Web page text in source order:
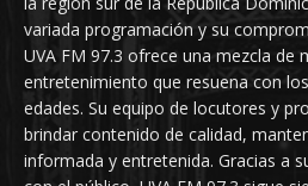
variada programación y su
UVA FM 97.3 ofrece una mezcla de
entretenimiento que resuena con
edades. Su equipo de locutores y
brindar contenido de calidad,
informada y entretenida. Gracias a